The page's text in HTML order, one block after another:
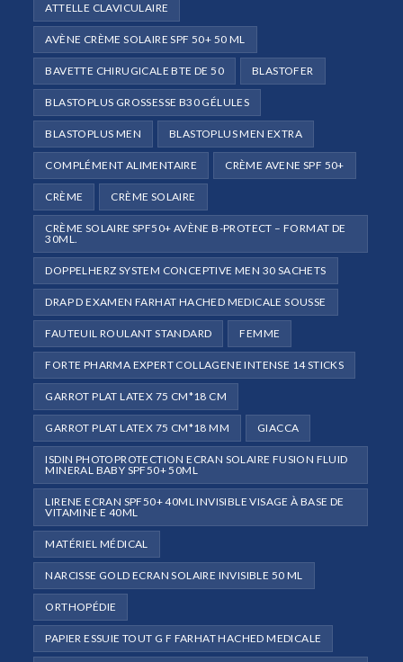
ATTELLE CLAVICULAIRE
AVÈNE CRÈME SOLAIRE SPF 50+ 50 ML
BAVETTE CHIRUGICALE BTE DE 50 BLASTOFER
BLASTOPLUS GROSSESSE B30 GÉLULES
BLASTOPLUS MEN BLASTOPLUS MEN EXTRA
COMPLÉMENT ALIMENTAIRE CRÈME AVENE SPF 50+
CRÈME CRÈME SOLAIRE
CRÈME SOLAIRE SPF50+ AVÈNE B-PROTECT – FORMAT DE
30ML.
DOPPELHERZ SYSTEM CONCEPTIVE MEN 30 SACHETS
DRAP D EXAMEN FARHAT HACHED MEDICALE SOUSSE
FAUTEUIL ROULANT STANDARD FEMME
FORTE PHARMA EXPERT COLLAGENE INTENSE 14 STICKS
GARROT PLAT LATEX 75 CM*18 CM
GARROT PLAT LATEX 75 CM*18 MM GIACCA
ISDIN PHOTOPROTECTION ECRAN SOLAIRE FUSION FLUID
MINERAL BABY SPF50+ 50ML
LIRENE ECRAN SPF50+ 40ML INVISIBLE VISAGE À BASE DE
VITAMINE E 40ML
MATÉRIEL MÉDICAL
NARCISSE GOLD ECRAN SOLAIRE INVISIBLE 50 ML
ORTHOPÉDIE
PAPIER ESSUIE TOUT G F FARHAT HACHED MEDICALE